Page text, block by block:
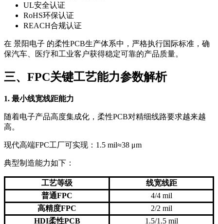
UL安全认证
RoHS环保认证
REACH合规认证
在 景阳电子 的柔性PCB生产体系中，严格执行国际标准，确
保汽车、医疗和工业客户获得稳定可靠的产品质量。
三、FPC关键工艺能力参数解析
1. 最小线宽线距能力
随着电子产品高度集成化，柔性PCB对精细线路要求越来越
高。
现代高端FPC工厂可实现：1.5 mil≈38 μm
典型制造能力如下：
工艺等级
线宽线距
普通FPC
4/4 mil
高精度FPC
2/2 mil
HDI柔性PCB
1.5/1.5 mil